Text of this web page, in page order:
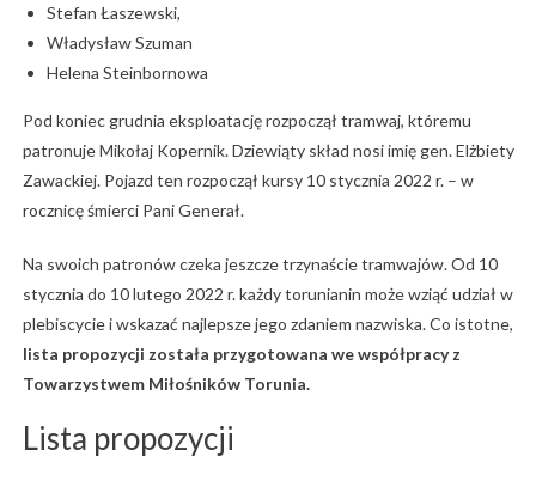
Stefan Łaszewski,
Władysław Szuman
Helena Steinbornowa
Pod koniec grudnia eksploatację rozpoczął tramwaj, któremu
patronuje Mikołaj Kopernik. Dziewiąty skład nosi imię gen. Elżbiety
Zawackiej. Pojazd ten rozpoczął kursy 10 stycznia 2022 r. – w
rocznicę śmierci Pani Generał.
Na swoich patronów czeka jeszcze trzynaście tramwajów. Od 10
stycznia do 10 lutego 2022 r. każdy torunianin może wziąć udział w
plebiscycie i wskazać najlepsze jego zdaniem nazwiska. Co istotne,
lista propozycji została przygotowana we współpracy z
Towarzystwem Miłośników Torunia.
Lista propozycji